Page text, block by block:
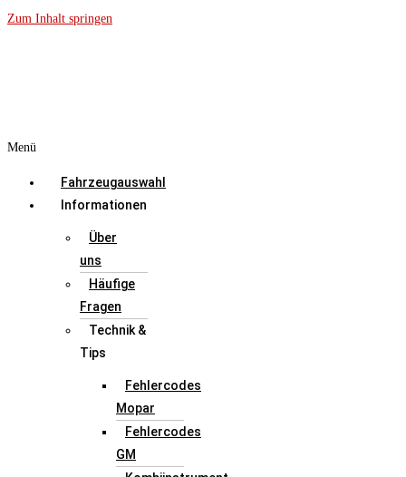
Zum Inhalt springen
Menü
Fahrzeugauswahl
Informationen
Über
uns
Häufige
Fragen
Technik &
Tips
Fehlercodes
Mopar
Fehlercodes
GM